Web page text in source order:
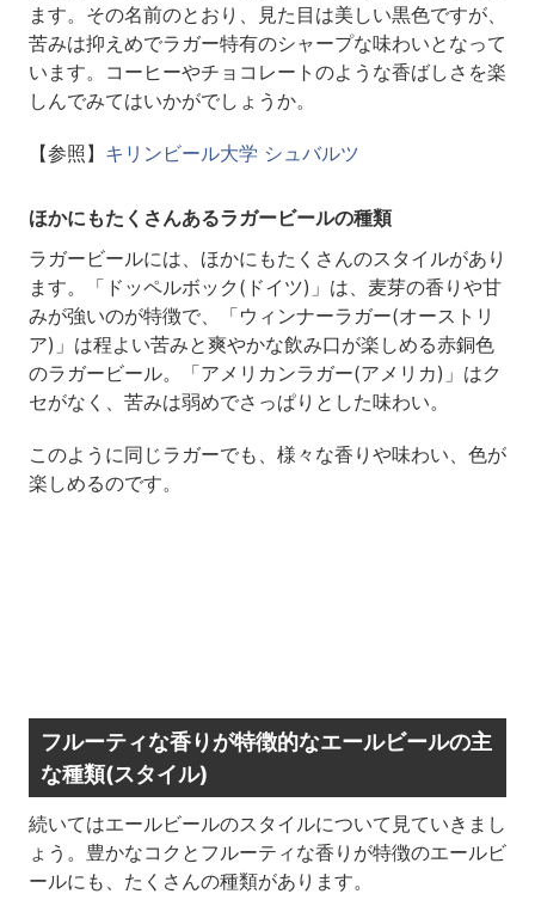
ます。その名前のとおり、見た目は美しい黒色ですが、
苦みは抑えめでラガー特有のシャープな味わいとなって
います。コーヒーやチョコレートのような香ばしさを楽
しんでみてはいかがでしょうか。
【参照】 キリンビール大学 シュバルツ
ほかにもたくさんあるラガービールの種類
ラガービールには、ほかにもたくさんのスタイルがあり
ます。「ドッペルボック(ドイツ)」は、麦芽の香りや甘
みが強いのが特徴で、「ウィンナーラガー(オーストリ
ア)」は程よい苦みと爽やかな飲み口が楽しめる赤銅色
のラガービール。「アメリカンラガー(アメリカ)」はク
セがなく、苦みは弱めでさっぱりとした味わい。
このように同じラガーでも、様々な香りや味わい、色が
楽しめるのです。
フルーティな香りが特徴的なエールビールの主
な種類(スタイル)
続いてはエールビールのスタイルについて見ていきまし
ょう。豊かなコクとフルーティな香りが特徴のエールビ
ールにも、たくさんの種類があります。